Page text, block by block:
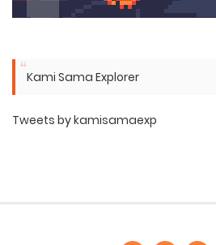
Kami Sama Explorer
Tweets by kamisamaexp